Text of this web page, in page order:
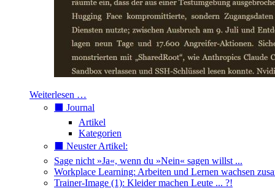
Weiterlesen …
⬛️ Journal
Artikel
Kategorien
⬛️ Neuster Artikel:
Sage nicht »Ja«, wenn du »Nein« sagen willst ...
Workplace Learning: Arbeiten und Lernen wachsen
Trainer-Image (1): Kleider machen Leute ... ?!